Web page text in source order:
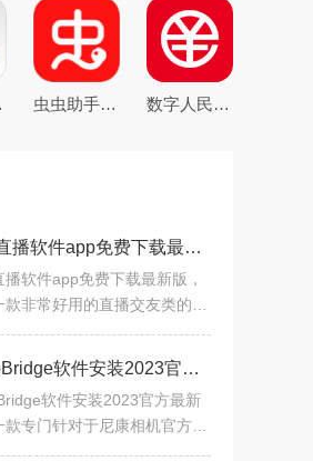
版 虫虫助手2026最新版游戏盒子 数字人民币试点版官方app安卓版
春雨直播软件app免费下载最新版v6.0.9官方最新安卓版
播软件app免费下载最新版，
款非常好用的直播交友类的社
艺表演内容，你还可以看到各
道合的朋友们，里面
SnapBridge软件安装2023官方最新版v2.10.0安卓官方版
软件安装2023官方最新
款专门针对于尼康相机官方手